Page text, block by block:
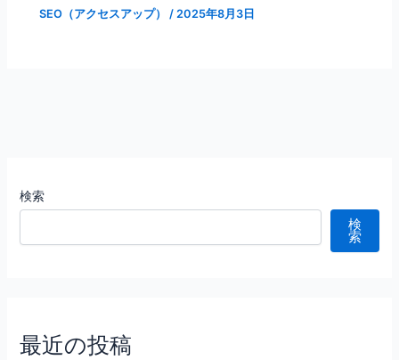
SEO（アクセスアップ） / 2025年8月3日
検索
検
索
最近の投稿